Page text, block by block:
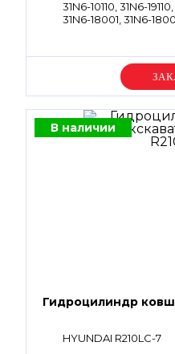
31N6-10110, 31N6-
31N6-18001, 31N6-
В наличии
Гидроцилиндр
HYUNDAI R210LC-7